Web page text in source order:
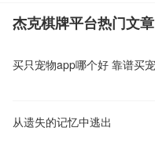
杰克棋牌平台热门文章
从遗失的记忆中逃出